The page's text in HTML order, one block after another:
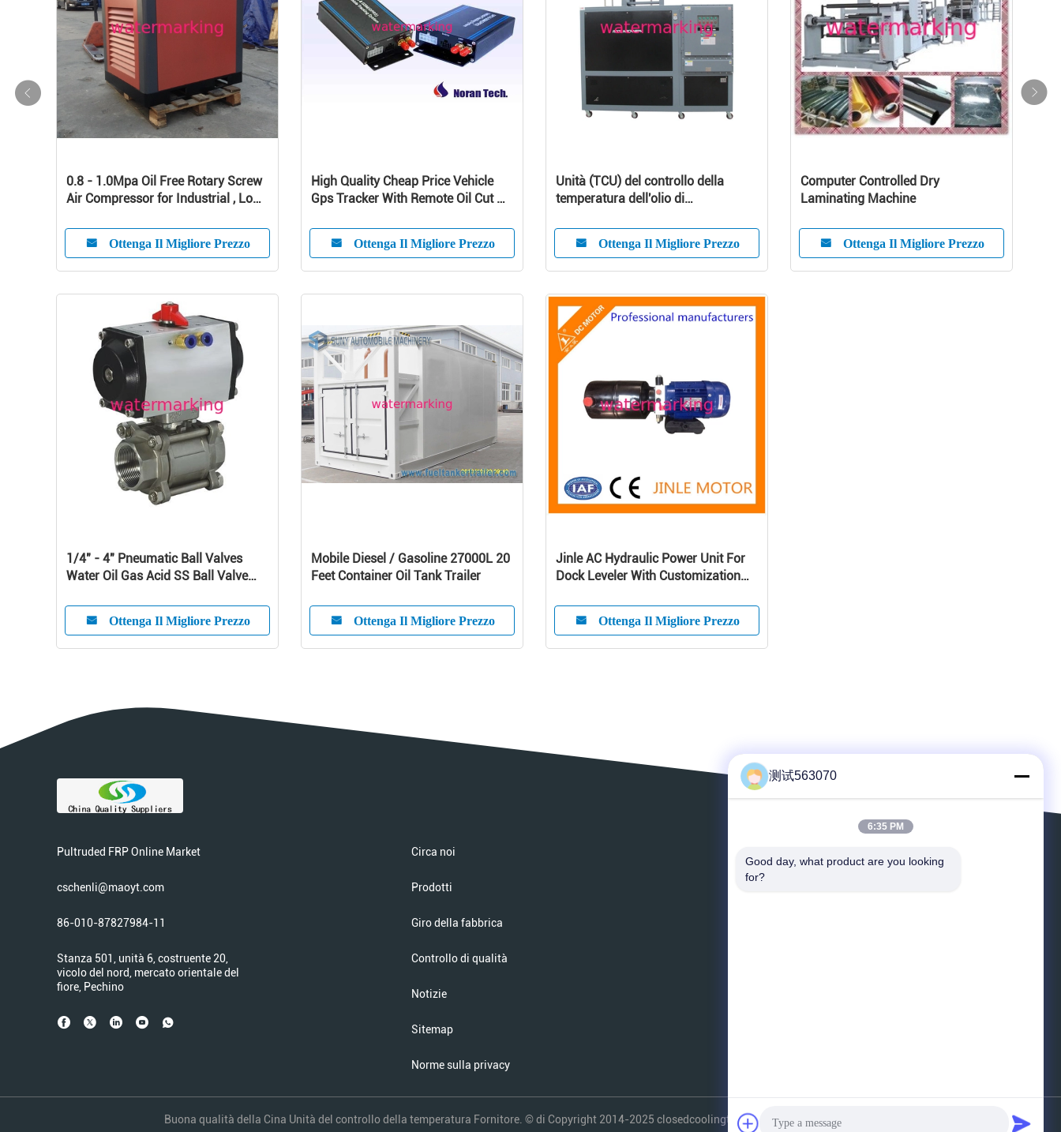
0.8 - 1.0Mpa Oil Free Rotary Screw
Air Compressor for Industrial , Low
Compressor
Ottenga Il Migliore Prezzo
High Quality Cheap Price Vehicle
Gps Tracker With Remote Oil Cut Off
Ottenga Il Migliore Prezzo
Unità (TCU) del controllo della
temperatura dell'olio di
Negativo-pressione per lo
stampaggio ad iniezione di plastica
AEOT-50
Ottenga Il Migliore Prezzo
Computer Controlled Dry
Laminating Machine
Ottenga Il Migliore Prezzo
1/4" - 4" Pneumatic Ball Valves
Water Oil Gas Acid SS Ball Valve
Ottenga Il Migliore Prezzo
Mobile Diesel / Gasoline 27000L 20
Feet Container Oil Tank Trailer
Ottenga Il Migliore Prezzo
Jinle AC Hydraulic Power Unit For
Dock Leveler With Customization
Ottenga Il Migliore Prezzo
Pultruded FRP Online Market
cschenli@maoyt.com
86-010-87827984-11
Stanza 501, unità 6, costruente 20,
vicolo del nord, mercato orientale del
fiore, Pechino
Circa noi
Prodotti
Giro della fabbrica
Controllo di qualità
Notizie
Sitemap
Norme sulla privacy
Buona qualità della Cina Unità del controllo della temperatura Fornitore. © di Copyright 2014-2025 closedcoolingtowers.com . Tutti i diritti riservati.
测试563070
6:35 PM
Good day, what product are you looking
for?